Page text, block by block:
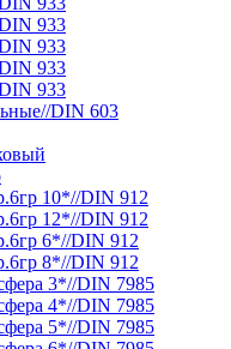
933
933
933
933
DIN 603
10*//DIN 912
12*//DIN 912
6*//DIN 912
8*//DIN 912
3*//DIN 7985
4*//DIN 7985
5*//DIN 7985